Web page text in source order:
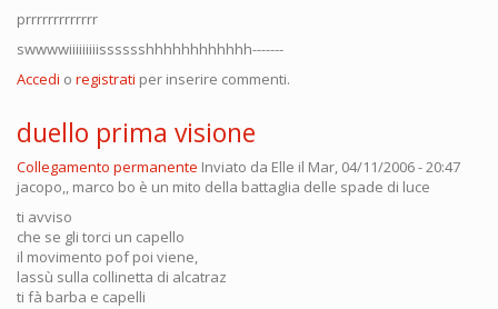
prrrrrrrrrrrrr
swwwwiiiiiiiiisssssshhhhhhhhhhhh-------
Accedi o registrati per inserire commenti.
duello prima visione
Collegamento permanente Inviato da Elle il Mar, 04/11/2006 - 20:47
jacopo,, marco bo è un mito della battaglia delle spade di luce
ti avviso
che se gli torci un capello
il movimento pof poi viene,
lassù sulla collinetta di alcatraz
ti fà barba e capelli